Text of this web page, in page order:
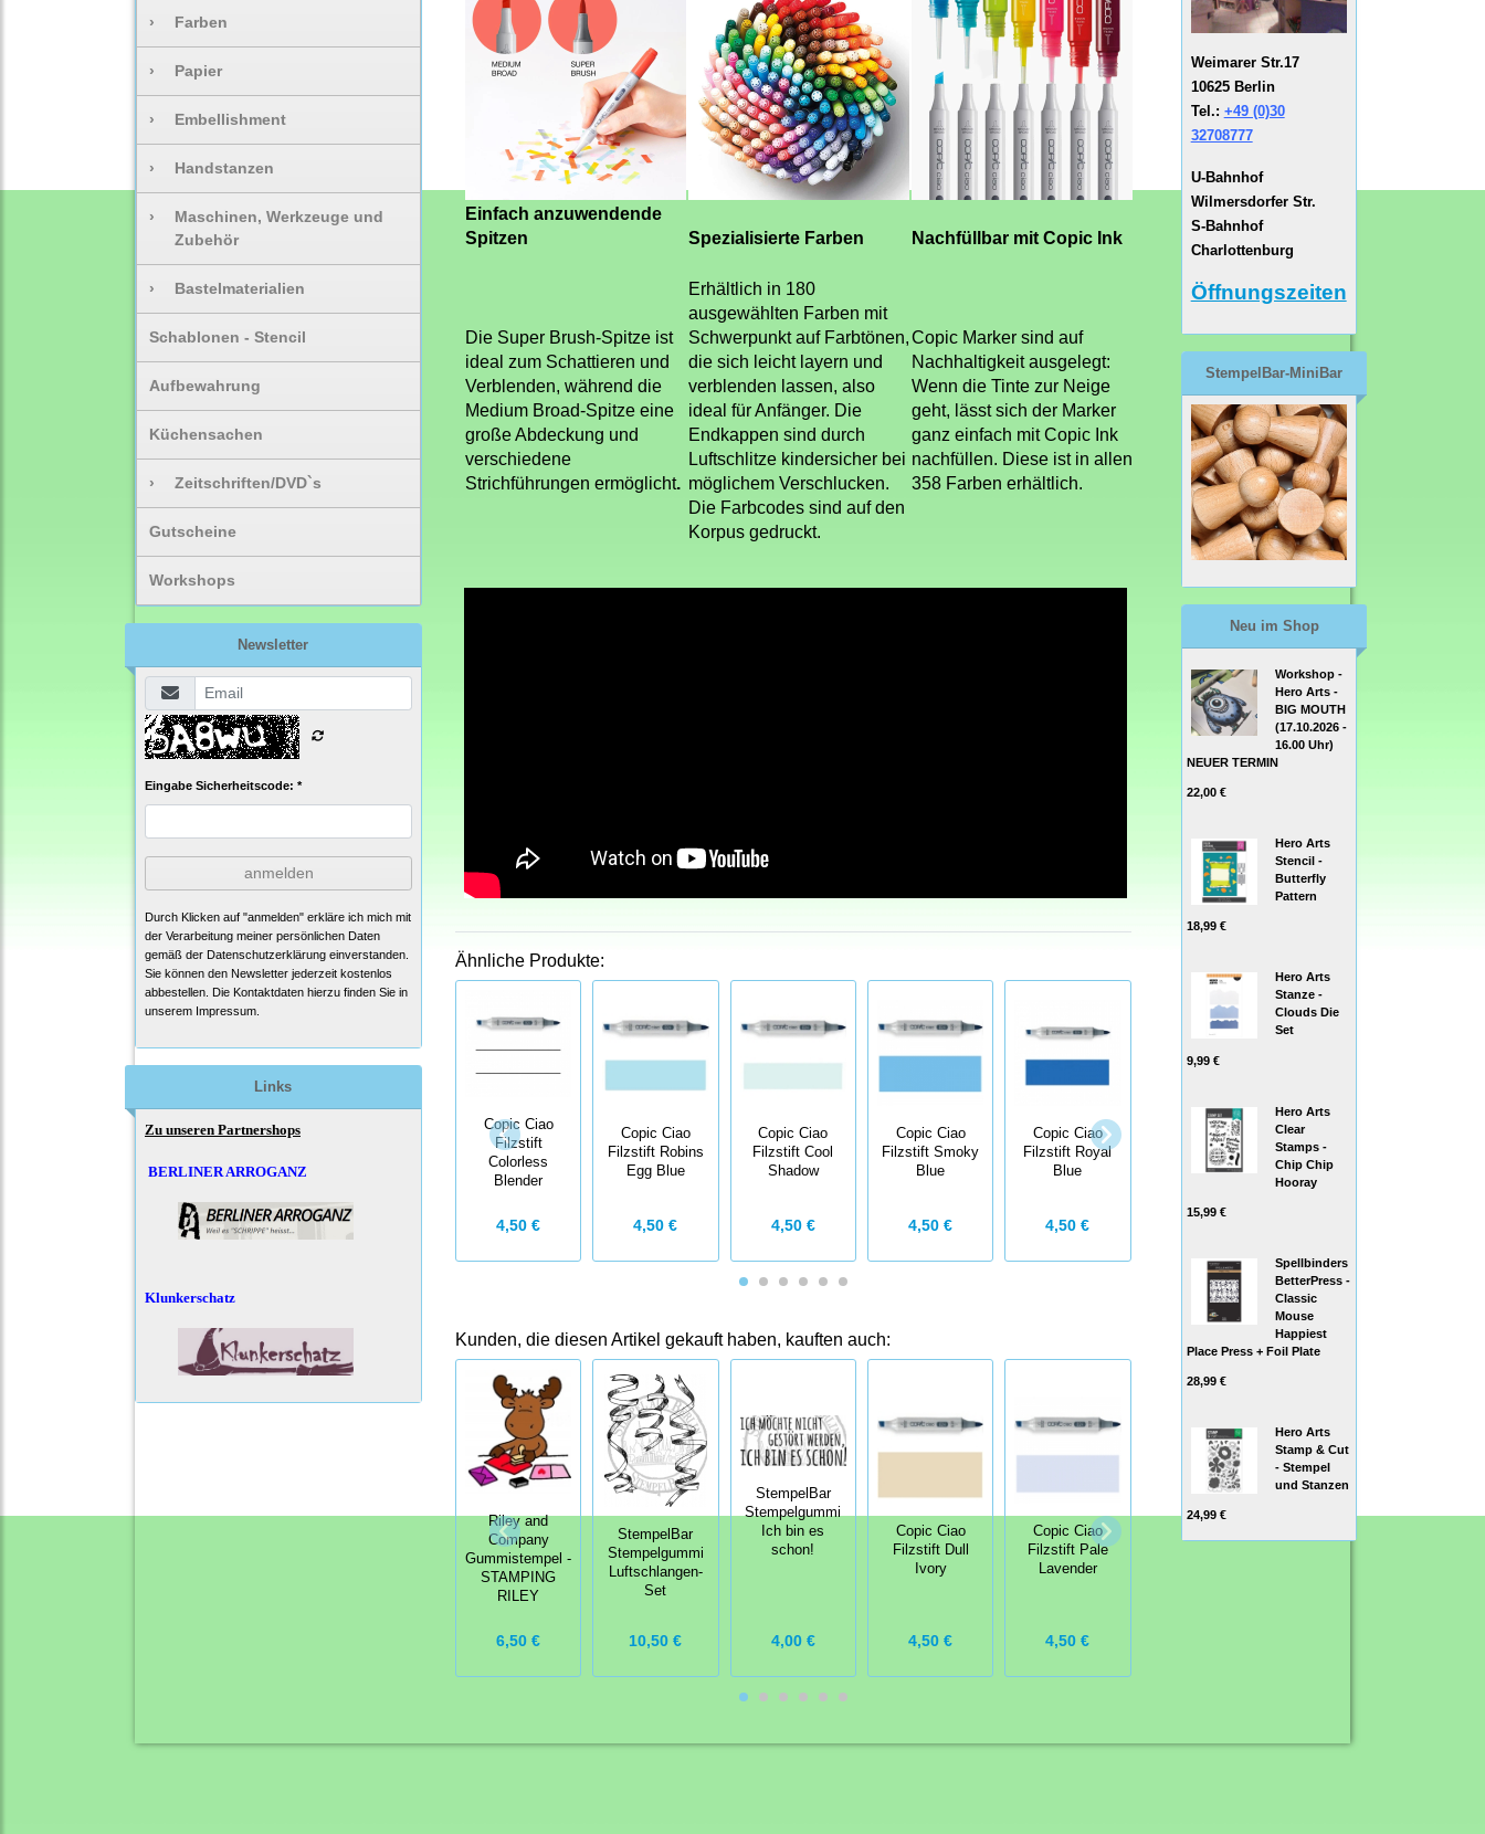
› Farben
› Papier
› Embellishment
› Handstanzen
›
Maschinen, Werkzeuge und
Zubehör
› Bastelmaterialien
Schablonen - Stencil
Aufbewahrung
Küchensachen
› Zeitschriften/DVD`s
Gutscheine
Workshops
Newsletter
Eingabe Sicherheitscode: *
anmelden
Durch Klicken auf "anmelden" erkläre ich mich mit
der Verarbeitung meiner persönlichen Daten
gemäß der Datenschutzerklärung einverstanden.
Sie können den Newsletter jederzeit kostenlos
abbestellen. Die Kontaktdaten hierzu finden Sie in
unserem Impressum.
Links
Zu unseren Partnershops
BERLINER ARROGANZ
Klunkerschatz
Einfach anzuwendende
Spitzen
Spezialisierte Farben Nachfüllbar mit Copic Ink
Die Super Brush-Spitze ist
ideal zum Schattieren und
Verblenden, während die
Medium Broad-Spitze eine
große Abdeckung und
verschiedene
Strichführungen ermöglicht.
Erhältlich in 180
ausgewählten Farben mit
Schwerpunkt auf Farbtönen,
die sich leicht layern und
verblenden lassen, also
ideal für Anfänger. Die
Endkappen sind durch
Luftschlitze kindersicher bei
möglichem Verschlucken.
Die Farbcodes sind auf den
Korpus gedruckt.
Copic Marker sind auf
Nachhaltigkeit ausgelegt:
Wenn die Tinte zur Neige
geht, lässt sich der Marker
ganz einfach mit Copic Ink
nachfüllen. Diese ist in allen
358 Farben erhältlich.
Ähnliche Produkte:
Copic Ciao
Filzstift
Colorless
Blender
4,50 €
Copic Ciao
Filzstift Robins
Egg Blue
4,50 €
Copic Ciao
Filzstift Cool
Shadow
4,50 €
Copic Ciao
Filzstift Smoky
Blue
4,50 €
Copic Ciao
Filzstift Royal
Blue
4,50 €
Copic Ciao
Filzstift Lapis
Lazuli
Filzstift Aqua
Blue
Kunden, die diesen Artikel gekauft haben, kauften auch:
Riley and
Company
Gummistempel -
STAMPING
RILEY
6,50 €
StempelBar
Stempelgummi
Luftschlangen-
Set
10,50 €
StempelBar
Stempelgummi
Ich bin es
schon!
4,00 €
Copic Ciao
Filzstift Dull
Ivory
4,50 €
Copic Ciao
Filzstift Pale
Lavender
4,50 €
Copic Ciao
Weimarer Str.17
10625 Berlin
Tel.: +49 (0)30
32708777
U-Bahnhof
Wilmersdorfer Str.
S-Bahnhof
Charlottenburg
Öffnungszeiten
StempelBar-MiniBar
Neu im Shop
Workshop -
Hero Arts -
BIG MOUTH
(17.10.2026 -
16.00 Uhr)
NEUER TERMIN
22,00 €
Hero Arts
Stencil -
Butterfly
Pattern
18,99 €
Hero Arts
Stanze -
Clouds Die
Set
9,99 €
Hero Arts
Clear
Stamps -
Chip Chip
Hooray
15,99 €
Spellbinders
BetterPress -
Classic
Mouse
Happiest
Place Press + Foil Plate
28,99 €
Hero Arts
Stamp & Cut
- Stempel
und Stanzen
24,99 €